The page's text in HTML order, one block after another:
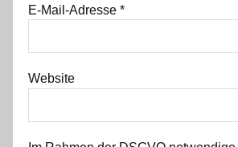
E-Mail-Adresse*
Website